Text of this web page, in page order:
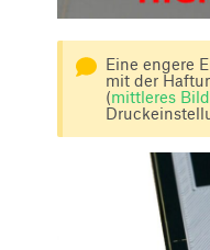
Eine engere
mit der
(mittleres Bild